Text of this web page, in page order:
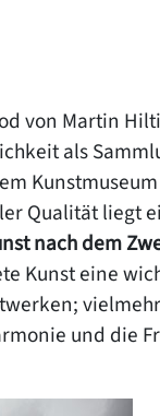
von Martin
als
Qualität liegt
nach dem
Kunst eine
und die